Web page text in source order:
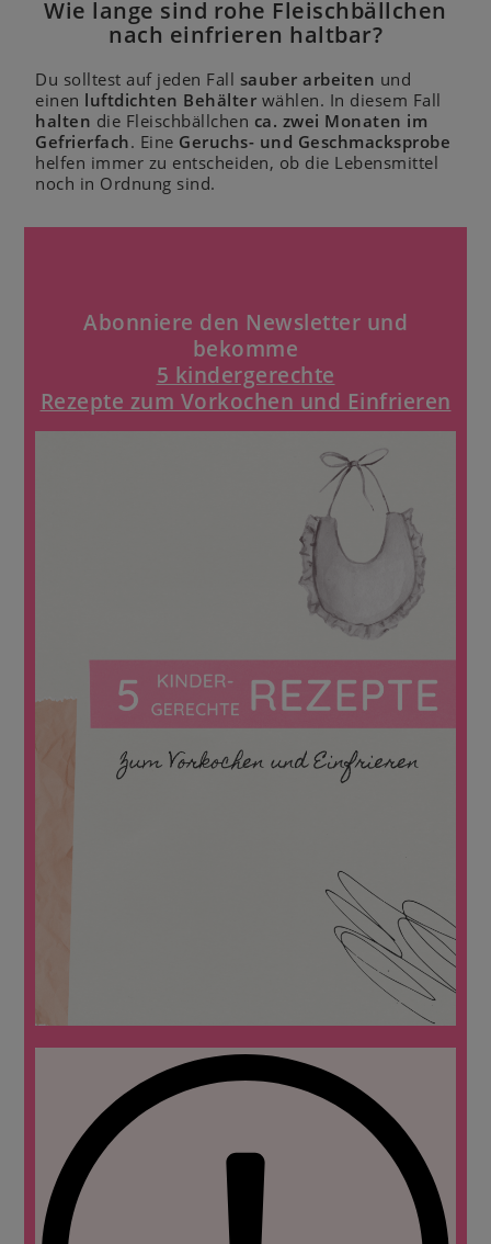
Wie lange sind rohe Fleischbällchen
nach einfrieren haltbar?
Du solltest auf jeden Fall sauber arbeiten und
einen luftdichten Behälter wählen. In diesem Fall
halten die Fleischbällchen ca. zwei Monaten im
Gefrierfach. Eine Geruchs- und Geschmacksprobe
helfen immer zu entscheiden, ob die Lebensmittel
noch in Ordnung sind.
Abonniere den Newsletter und
bekomme
5 kindergerechte
Rezepte zum Vorkochen und Einfrieren